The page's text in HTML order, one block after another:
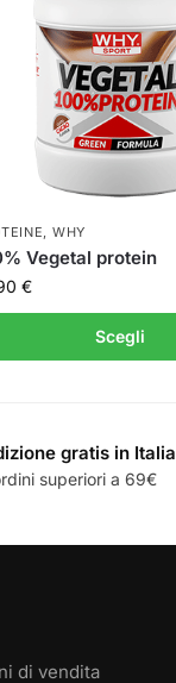
, WHY
Vegetal protein
€
Scegli
gratis in Italia
superiori a 69€
di vendita